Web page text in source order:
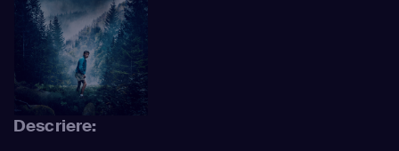
Descriere: